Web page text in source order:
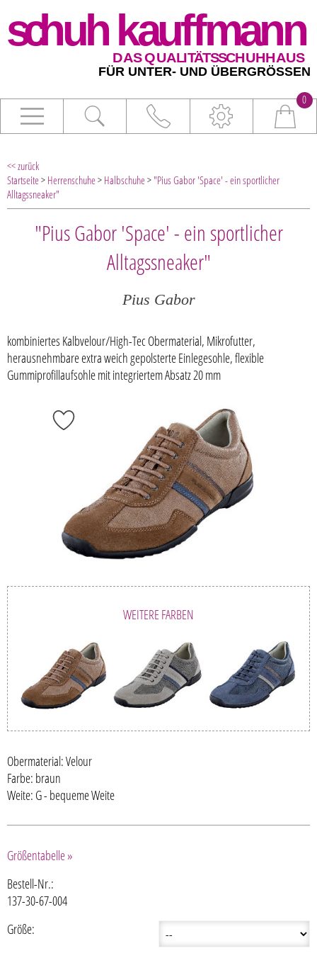
0
<< zurück
Startseite> Herrenschuhe> Halbschuhe> "Pius Gabor 'Space' - ein sportlicher
Alltagssneaker"
"Pius Gabor 'Space' - ein sportlicher
Alltagssneaker"
Pius Gabor
kombiniertes Kalbvelour/High-Tec Obermaterial, Mikrofutter,
herausnehmbare extra weich gepolsterte Einlegesohle, flexible
Gummiprofillaufsohle mit integriertem Absatz 20 mm
WEITERE FARBEN
Obermaterial: Velour
Farbe: braun
Weite: G - bequeme Weite
Größentabelle »
Bestell-Nr.:
137-30-67-004
Größe: